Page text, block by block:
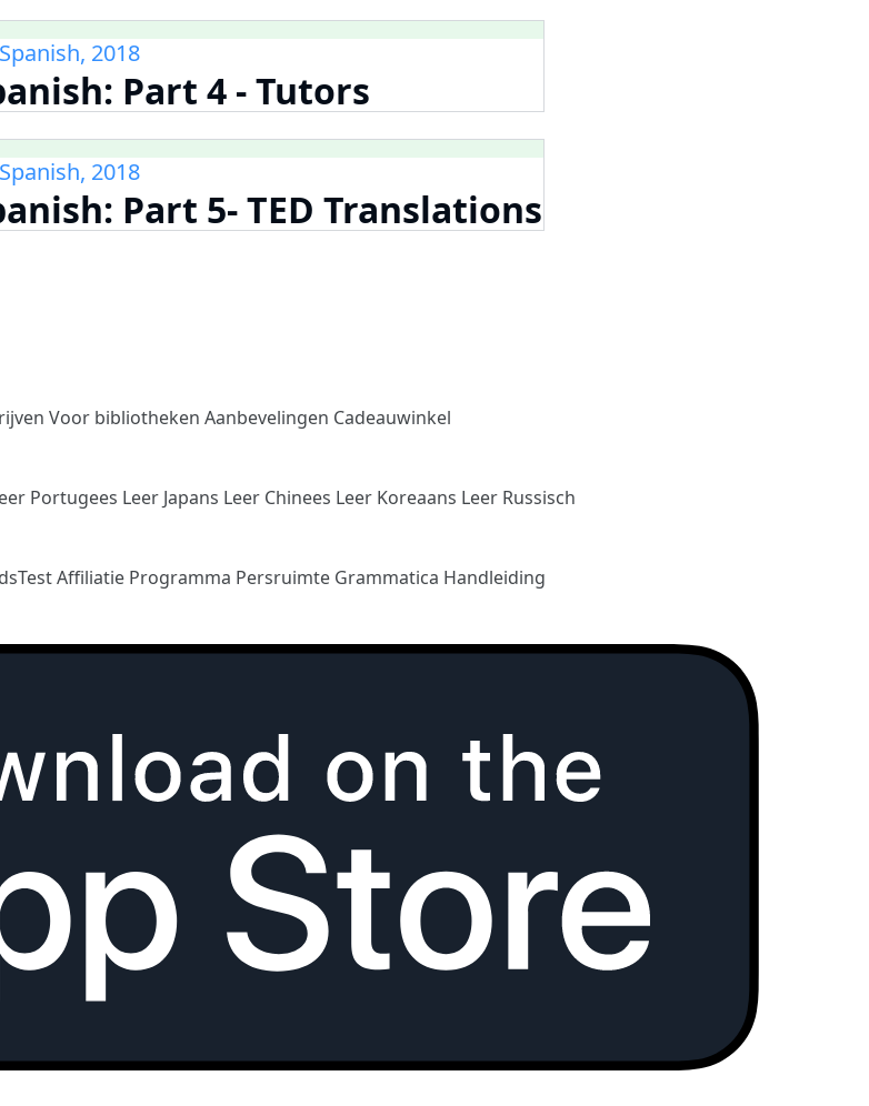
2018
Part 4 - Tutors
2018
Part 5- TED Translations
Voor bibliotheken Aanbevelingen Cadeauwinkel
Portugees Leer Japans Leer Chinees Leer Koreaans Leer Russisch
Affiliatie Programma Persruimte Grammatica Handleiding